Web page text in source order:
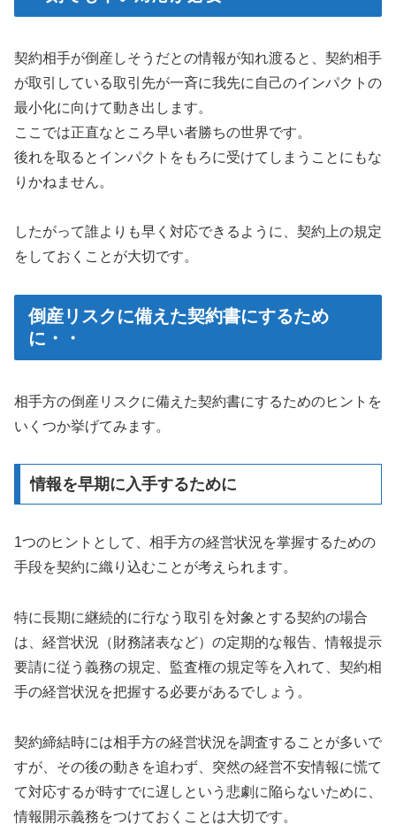
契約相手が倒産しそうだとの情報が知れ渡ると、契約相手
が取引している取引先が一斉に我先に自己のインパクトの
最小化に向けて動き出します。
ここでは正直なところ早い者勝ちの世界です。
後れを取るとインパクトをもろに受けてしまうことにもな
りかねません。
したがって誰よりも早く対応できるように、契約上の規定
をしておくことが大切です。
倒産リスクに備えた契約書にするため
に・・
相手方の倒産リスクに備えた契約書にするためのヒントを
いくつか挙げてみます。
情報を早期に入手するために
1つのヒントとして、相手方の経営状況を掌握するための
手段を契約に織り込むことが考えられます。
特に長期に継続的に行なう取引を対象とする契約の場合
は、経営状況（財務諸表など）の定期的な報告、情報提示
要請に従う義務の規定、監査権の規定等を入れて、契約相
手の経営状況を把握する必要があるでしょう。
契約締結時には相手方の経営状況を調査することが多いで
すが、その後の動きを追わず、突然の経営不安情報に慌て
て対応するが時すでに遅しという悲劇に陥らないために、
情報開示義務をつけておくことは大切です。